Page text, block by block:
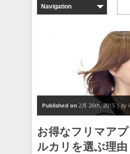
Published on 2月 26th, 2015 | by
お得なフリマア
ルカリを選ぶ理由